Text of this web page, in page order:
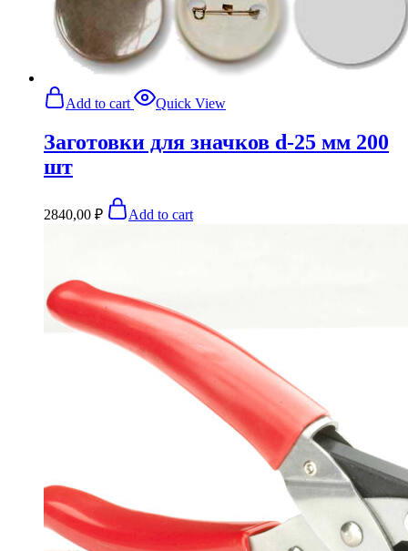
Add to cart Quick View
Заготовки для значков d-25 мм 200
шт
2840,00 ₽ Add to cart